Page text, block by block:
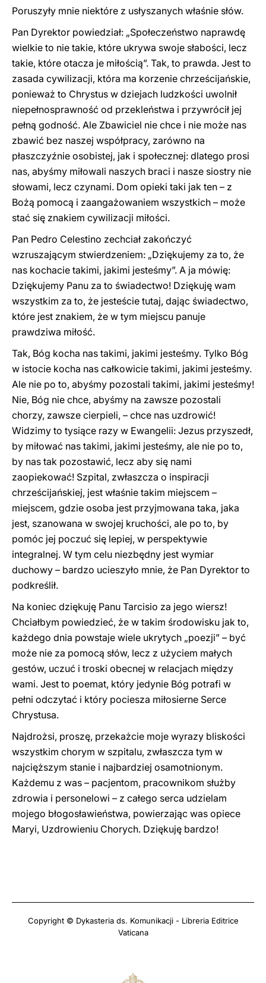
Poruszyły mnie niektóre z usłyszanych właśnie słów.
Pan Dyrektor powiedział: „Społeczeństwo naprawdę
wielkie to nie takie, które ukrywa swoje słabości, lecz
takie, które otacza je miłością”. Tak, to prawda. Jest to
zasada cywilizacji, która ma korzenie chrześcijańskie,
ponieważ to Chrystus w dziejach ludzkości uwolnił
niepełnosprawność od przekleństwa i przywrócił jej
pełną godność. Ale Zbawiciel nie chce i nie może nas
zbawić bez naszej współpracy, zarówno na
płaszczyźnie osobistej, jak i społecznej: dlatego prosi
nas, abyśmy miłowali naszych braci i nasze siostry nie
słowami, lecz czynami. Dom opieki taki jak ten – z
Bożą pomocą i zaangażowaniem wszystkich – może
stać się znakiem cywilizacji miłości.
Pan Pedro Celestino zechciał zakończyć
wzruszającym stwierdzeniem: „Dziękujemy za to, że
nas kochacie takimi, jakimi jesteśmy”. A ja mówię:
Dziękujemy Panu za to świadectwo! Dziękuję wam
wszystkim za to, że jesteście tutaj, dając świadectwo,
które jest znakiem, że w tym miejscu panuje
prawdziwa miłość.
Tak, Bóg kocha nas takimi, jakimi jesteśmy. Tylko Bóg
w istocie kocha nas całkowicie takimi, jakimi jesteśmy.
Ale nie po to, abyśmy pozostali takimi, jakimi jesteśmy!
Nie, Bóg nie chce, abyśmy na zawsze pozostali
chorzy, zawsze cierpieli, – chce nas uzdrowić!
Widzimy to tysiące razy w Ewangelii: Jezus przyszedł,
by miłować nas takimi, jakimi jesteśmy, ale nie po to,
by nas tak pozostawić, lecz aby się nami
zaopiekować! Szpital, zwłaszcza o inspiracji
chrześcijańskiej, jest właśnie takim miejscem –
miejscem, gdzie osoba jest przyjmowana taka, jaka
jest, szanowana w swojej kruchości, ale po to, by
pomóc jej poczuć się lepiej, w perspektywie
integralnej. W tym celu niezbędny jest wymiar
duchowy – bardzo ucieszyło mnie, że Pan Dyrektor to
podkreślił.
Na koniec dziękuję Panu Tarcisio za jego wiersz!
Chciałbym powiedzieć, że w takim środowisku jak to,
każdego dnia powstaje wiele ukrytych „poezji” – być
może nie za pomocą słów, lecz z użyciem małych
gestów, uczuć i troski obecnej w relacjach między
wami. Jest to poemat, który jedynie Bóg potrafi w
pełni odczytać i który pociesza miłosierne Serce
Chrystusa.
Najdrożsi, proszę, przekażcie moje wyrazy bliskości
wszystkim chorym w szpitalu, zwłaszcza tym w
najcięższym stanie i najbardziej osamotnionym.
Każdemu z was – pacjentom, pracownikom służby
zdrowia i personelowi – z całego serca udzielam
mojego błogosławieństwa, powierzając was opiece
Maryi, Uzdrowieniu Chorych. Dziękuję bardzo!
Copyright © Dykasteria ds. Komunikacji - Libreria Editrice
Vaticana